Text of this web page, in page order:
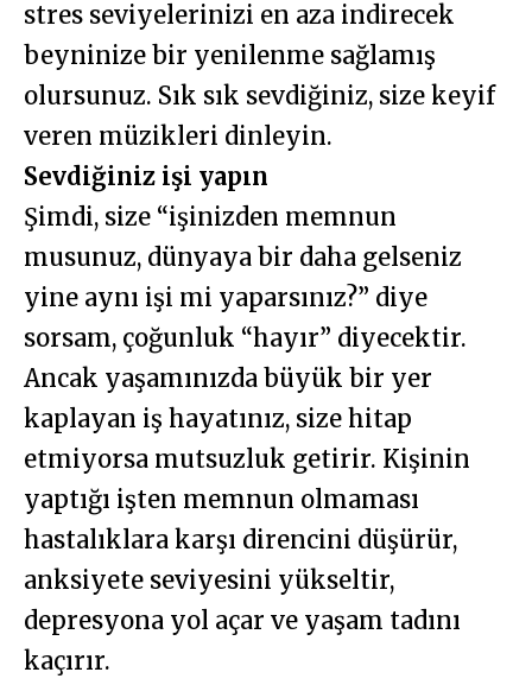
stres seviyelerinizi en aza indirecek
beyninize bir yenilenme sağlamış
olursunuz. Sık sık sevdiğiniz, size keyif
veren müzikleri dinleyin.
Sevdiğiniz işi yapın
Şimdi, size “işinizden memnun
musunuz, dünyaya bir daha gelseniz
yine aynı işi mi yaparsınız?” diye
sorsam, çoğunluk “hayır” diyecektir.
Ancak yaşamınızda büyük bir yer
kaplayan iş hayatınız, size hitap
etmiyorsa mutsuzluk getirir. Kişinin
yaptığı işten memnun olmaması
hastalıklara karşı direncini düşürür,
anksiyete seviyesini yükseltir,
depresyona yol açar ve yaşam tadını
kaçırır.